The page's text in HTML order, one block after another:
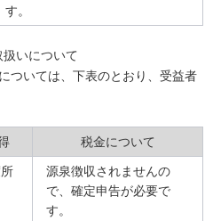
す。
いについて
ついては、下表のとおり、受益者
税金について
源泉徴収されませんの
で、確定申告が必要で
す。